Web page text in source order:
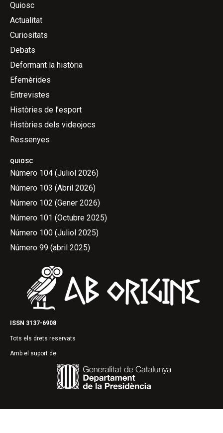
ISSN 3137-6908
Tots els drets reservats
Amb el suport de
QUIOSC
Número 104 (Juliol 2026)
Número 103 (Abril 2026)
Número 102 (Gener 2026)
Número 101 (Octubre 2025)
Número 100 (Juliol 2025)
Número 99 (abril 2025)
Quiosc
Actualitat
Curiositats
Debats
Deformant la història
Efemèrides
Entrevistes
Històries de l’esport
Històries dels videojocs
Ressenyes